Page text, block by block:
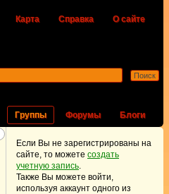
Карта Справка О сайте
Группы Форумы Блоги
Если Вы не зарегистрированы на
сайте, то можете создать
учетную запись.
Также Вы можете войти,
используя аккаунт одного из